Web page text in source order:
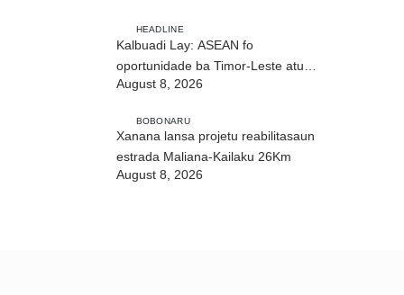
HEADLINE
Kalbuadi Lay: ASEAN fo
oportunidade ba Timor-Leste atu
aselera transformasaun ekonómika
August 8, 2026
BOBONARU
Xanana lansa projetu reabilitasaun
estrada Maliana-Kailaku 26Km
August 8, 2026